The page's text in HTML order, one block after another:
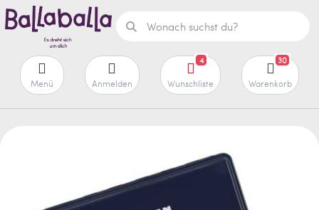
Menü Anmelden
4
Wunschliste
30
Warenkorb